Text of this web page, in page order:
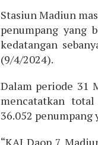
Stasiun Madiun
penumpang yang
kedatangan
(9/4/2024).
Dalam periode 31
mencatatkan
36.052 penumpang
“KAI Daop 7